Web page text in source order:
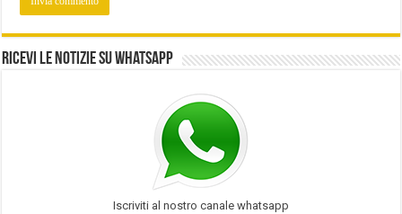
Ricevi le notizie su Whatsapp
Iscriviti al nostro canale whatsapp